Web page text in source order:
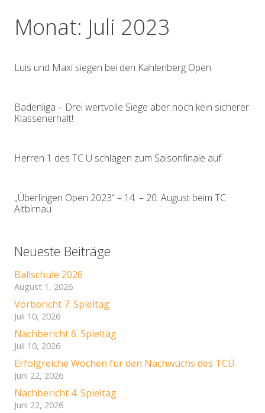
Monat: Juli 2023
Luis und Maxi siegen bei den Kahlenberg Open
Badenliga – Drei wertvolle Siege aber noch kein sicherer
Klassenerhalt!
Herren 1 des TC Ü schlagen zum Saisonfinale auf
„Überlingen Open 2023“ – 14. – 20. August beim TC
Altbirnau
Neueste Beiträge
Ballschule 2026
August 1, 2026
Vorbericht 7. Spieltag
Juli 10, 2026
Nachbericht 6. Spieltag
Juli 10, 2026
Erfolgreiche Wochen für den Nachwuchs des TCÜ
Juni 22, 2026
Nachbericht 4. Spieltag
Juni 22, 2026